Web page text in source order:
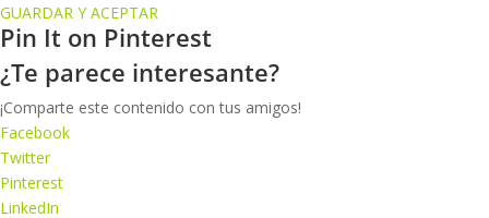
GUARDAR Y ACEPTAR
Pin It on Pinterest
¿Te parece interesante?
¡Comparte este contenido con tus amigos!
Facebook
Twitter
Pinterest
LinkedIn